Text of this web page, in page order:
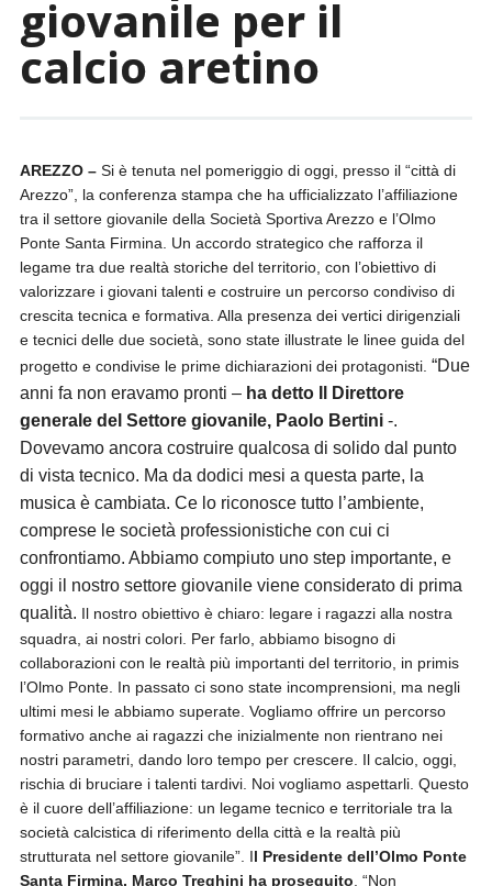
giovanile per il
calcio aretino
AREZZO –Si è tenuta nel pomeriggio di oggi, presso il “città di
Arezzo”, la conferenza stampa che ha ufficializzato l’affiliazione
tra il settore giovanile della Società Sportiva Arezzo e l’Olmo
Ponte Santa Firmina. Un accordo strategico che rafforza il
legame tra due realtà storiche del territorio, con l’obiettivo di
valorizzare i giovani talenti e costruire un percorso condiviso di
crescita tecnica e formativa. Alla presenza dei vertici dirigenziali
e tecnici delle due società, sono state illustrate le linee guida del
progetto e condivise le prime dichiarazioni dei protagonisti. “Due
anni fa non eravamo pronti – ha detto Il Direttore
generale del Settore giovanile, Paolo Bertini-.
Dovevamo ancora costruire qualcosa di solido dal punto
di vista tecnico. Ma da dodici mesi a questa parte, la
musica è cambiata. Ce lo riconosce tutto l’ambiente,
comprese le società professionistiche con cui ci
confrontiamo. Abbiamo compiuto uno step importante, e
oggi il nostro settore giovanile viene considerato di prima
qualità. Il nostro obiettivo è chiaro: legare i ragazzi alla nostra
squadra, ai nostri colori. Per farlo, abbiamo bisogno di
collaborazioni con le realtà più importanti del territorio, in primis
l’Olmo Ponte. In passato ci sono state incomprensioni, ma negli
ultimi mesi le abbiamo superate. Vogliamo offrire un percorso
formativo anche ai ragazzi che inizialmente non rientrano nei
nostri parametri, dando loro tempo per crescere. Il calcio, oggi,
rischia di bruciare i talenti tardivi. Noi vogliamo aspettarli. Questo
è il cuore dell’affiliazione: un legame tecnico e territoriale tra la
società calcistica di riferimento della città e la realtà più
strutturata nel settore giovanile”. Il Presidente dell’Olmo Ponte
Santa Firmina, Marco Treghini ha proseguito. “Non